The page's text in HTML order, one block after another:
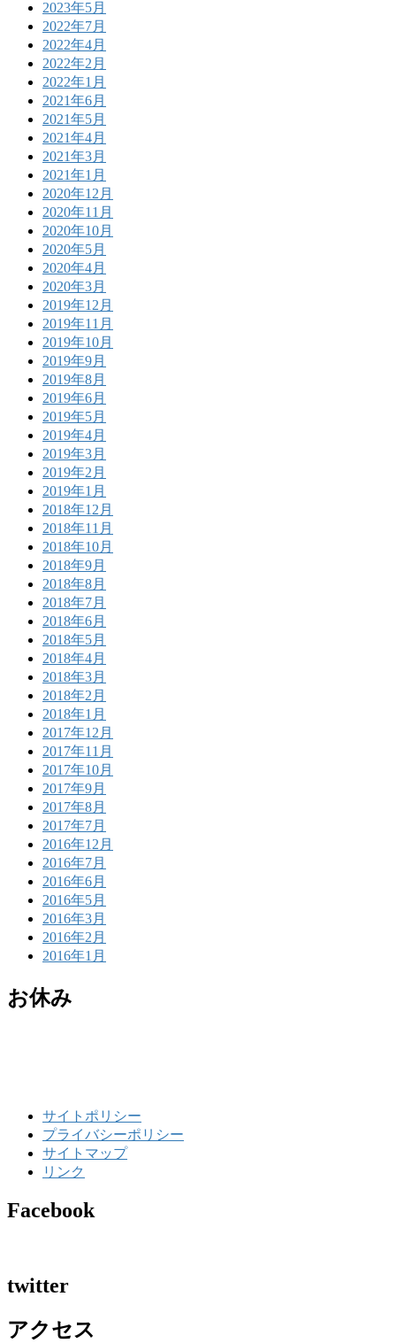
2023年5月
2022年7月
2022年4月
2022年2月
2022年1月
2021年6月
2021年5月
2021年4月
2021年3月
2021年1月
2020年12月
2020年11月
2020年10月
2020年5月
2020年4月
2020年3月
2019年12月
2019年11月
2019年10月
2019年9月
2019年8月
2019年6月
2019年5月
2019年4月
2019年3月
2019年2月
2019年1月
2018年12月
2018年11月
2018年10月
2018年9月
2018年8月
2018年7月
2018年6月
2018年5月
2018年4月
2018年3月
2018年2月
2018年1月
2017年12月
2017年11月
2017年10月
2017年9月
2017年8月
2017年7月
2016年12月
2016年7月
2016年6月
2016年5月
2016年3月
2016年2月
2016年1月
お休み
サイトポリシー
プライバシーポリシー
サイトマップ
リンク
Facebook
twitter
アクセス